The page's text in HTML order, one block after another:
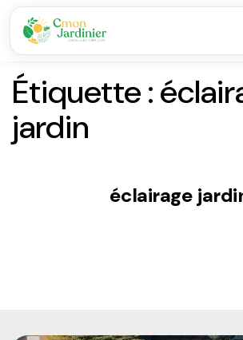
Étiquette :
jardin
éclairage